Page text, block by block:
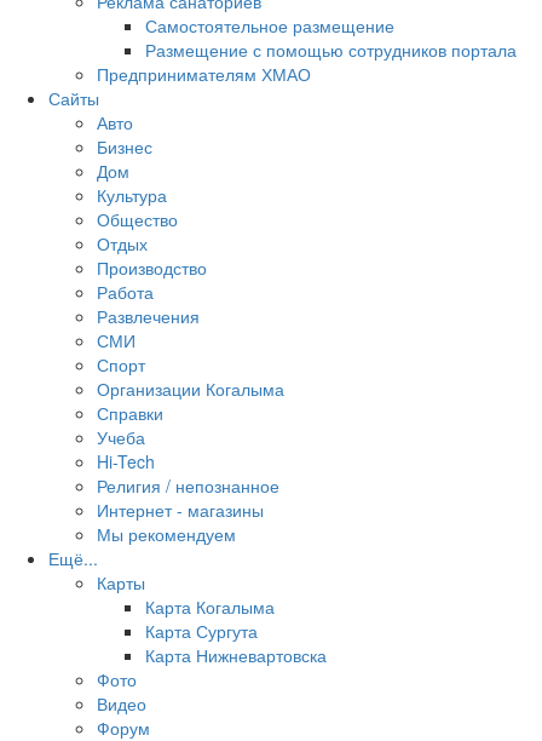
Самостоятельное размещение
Размещение с помощью сотрудников портала
Предпринимателям ХМАО
Сайты
Авто
Бизнес
Дом
Культура
Общество
Отдых
Производство
Работа
Развлечения
СМИ
Спорт
Организации Когалыма
Справки
Учеба
Hi-Tech
Религия / непознанное
Интернет - магазины
Мы рекомендуем
Ещё...
Карты
Карта Когалыма
Карта Сургута
Карта Нижневартовска
Фото
Видео
Форум